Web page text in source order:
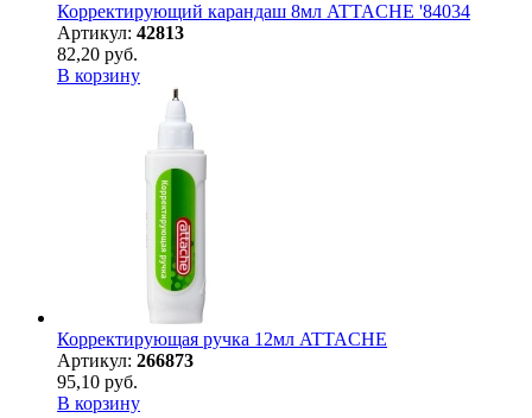
Корректирующий карандаш 8мл ATTACHE '84034
Артикул: 42813
82,20 руб.
В корзину
Корректирующая ручка 12мл ATTACHE
Артикул: 266873
95,10 руб.
В корзину